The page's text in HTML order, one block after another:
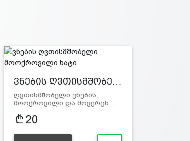
ვნების ღვთისმშობე…
ღვთისმშობელი ვნების,
მოოქროვილი და მოვერცხ…
20